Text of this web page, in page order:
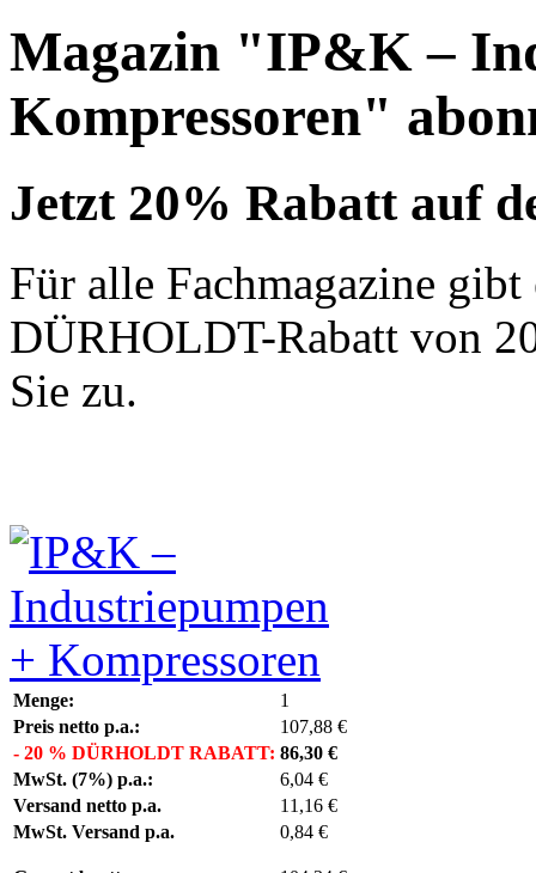
Magazin "IP&K –
Kompressoren"
Jetzt 20% Rabatt auf
Für alle Fachmagazine
DÜRHOLDT-Rabatt von
Sie zu.
Menge:
1
Preis netto p.a.:
107,88 €
- 20 % DÜRHOLDT RABATT: 86,30 €
MwSt. (7%) p.a.:
6,04 €
Versand netto p.a.
11,16 €
MwSt. Versand p.a.
0,84 €